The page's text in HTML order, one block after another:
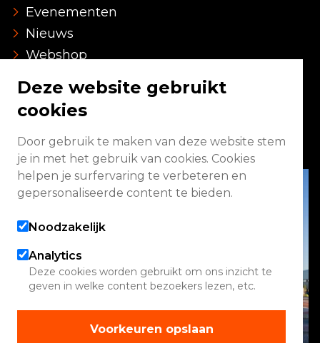
Evenementen
Nieuws
Webshop
Vacatures
Contact
Faq
Deze website gebruikt
cookies
Door gebruik te maken van deze website stem
je in met het gebruik van cookies. Cookies
helpen je surfervaring te verbeteren en
gepersonaliseerde content te bieden.
Noodzakelijk
Analytics
Deze cookies worden gebruikt om ons inzicht te
geven in welke content bezoekers lezen, etc.
Voorkeuren opslaan